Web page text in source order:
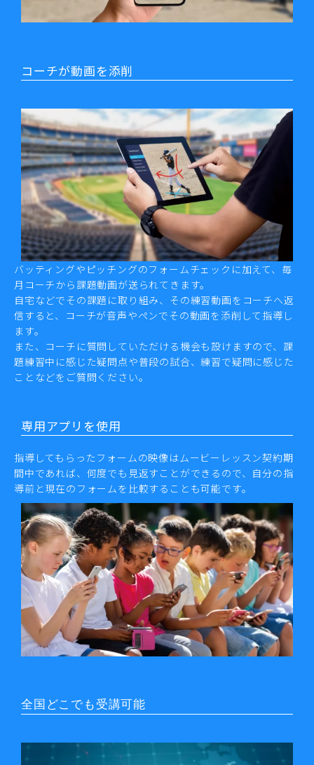
コーチが動画を添削
バッティングやピッチングのフォームチェックに加えて、毎
月コーチから課題動画が送られてきます。
自宅などでその課題に取り組み、その練習動画をコーチへ返
信すると、コーチが音声やペンでその動画を添削して指導し
ます。
また、コーチに質問していただける機会も設けますので、課
題練習中に感じた疑問点や普段の試合、練習で疑問に感じた
ことなどをご質問ください。
専用アプリを使用
指導してもらったフォームの映像はムービーレッスン契約期
間中であれば、何度でも見返すことができるので、自分の指
導前と現在のフォームを比較することも可能です。
全国どこでも受講可能